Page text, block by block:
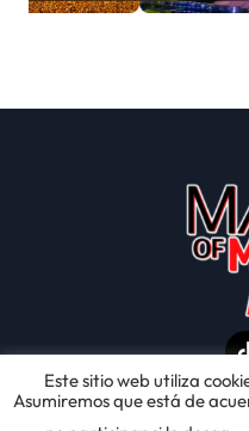
Este sitio web utiliza
Asumiremos que está de